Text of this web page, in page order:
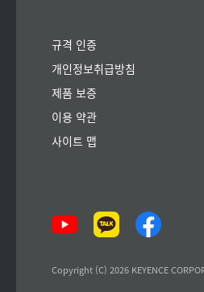
규격 인증
개인정보취급방침
제품 보증
이용 약관
사이트 맵
Copyright (C) 2026 KEYENCE